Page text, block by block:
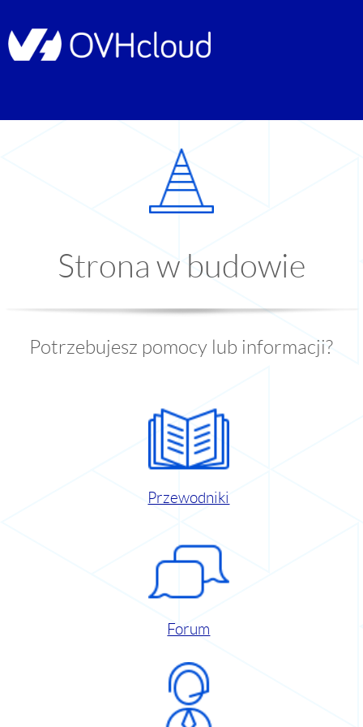
Strona w budowie
Potrzebujesz pomocy lub informacji?
Przewodniki
Forum